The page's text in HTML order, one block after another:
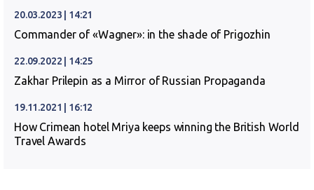
20.03.2023 | 14:21
Commander of «Wagner»: in the shade of Prigozhin
22.09.2022 | 14:25
Zakhar Prilepin as a Mirror of Russian Propaganda
19.11.2021 | 16:12
How Crimean hotel Mriya keeps winning the British World
Travel Awards